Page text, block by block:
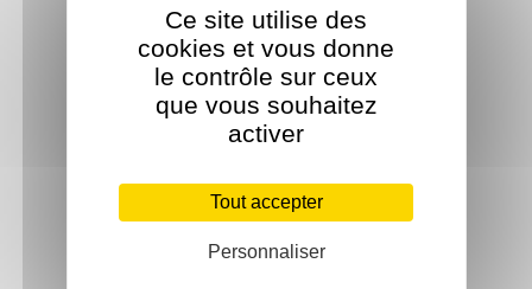
Ce site utilise des
cookies et vous donne
le contrôle sur ceux
que vous souhaitez
activer
Tout accepter
Personnaliser